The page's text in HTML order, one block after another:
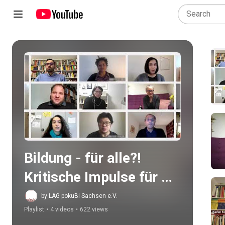
Play all
Bildung - für alle?!
Kritische Impulse für
eine inklusive Schule in
der
by LAG pokuBi Sachsen e.V.
Playlist • 4 videos • 622 views